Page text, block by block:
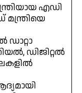
എഡി
ഡാറ്റാ
ഡിജിറ്റൽ